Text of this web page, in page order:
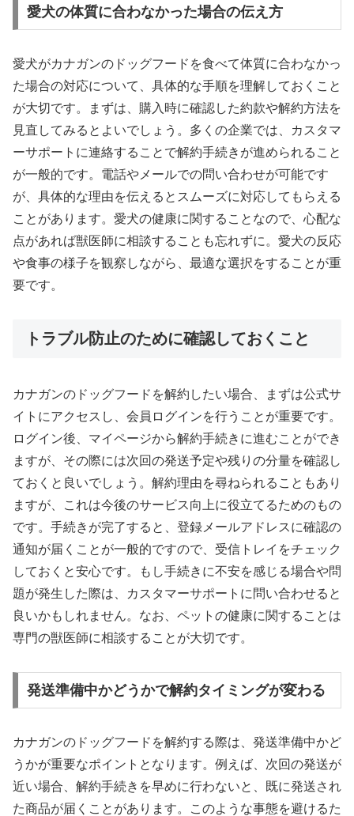
愛犬の体質に合わなかった場合の伝え方
愛犬がカナガンのドッグフードを食べて体質に合わなかっ
た場合の対応について、具体的な手順を理解しておくこと
が大切です。まずは、購入時に確認した約款や解約方法を
見直してみるとよいでしょう。多くの企業では、カスタマ
ーサポートに連絡することで解約手続きが進められること
が一般的です。電話やメールでの問い合わせが可能です
が、具体的な理由を伝えるとスムーズに対応してもらえる
ことがあります。愛犬の健康に関することなので、心配な
点があれば獣医師に相談することも忘れずに。愛犬の反応
や食事の様子を観察しながら、最適な選択をすることが重
要です。
トラブル防止のために確認しておくこと
カナガンのドッグフードを解約したい場合、まずは公式サ
イトにアクセスし、会員ログインを行うことが重要です。
ログイン後、マイページから解約手続きに進むことができ
ますが、その際には次回の発送予定や残りの分量を確認し
ておくと良いでしょう。解約理由を尋ねられることもあり
ますが、これは今後のサービス向上に役立てるためのもの
です。手続きが完了すると、登録メールアドレスに確認の
通知が届くことが一般的ですので、受信トレイをチェック
しておくと安心です。もし手続きに不安を感じる場合や問
題が発生した際は、カスタマーサポートに問い合わせると
良いかもしれません。なお、ペットの健康に関することは
専門の獣医師に相談することが大切です。
発送準備中かどうかで解約タイミングが変わる
カナガンのドッグフードを解約する際は、発送準備中かど
うかが重要なポイントとなります。例えば、次回の発送が
近い場合、解約手続きを早めに行わないと、既に発送され
た商品が届くことがあります。このような事態を避けるた